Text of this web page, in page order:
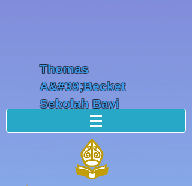
Thomas
A&#39;Becket
Sekolah Bayi